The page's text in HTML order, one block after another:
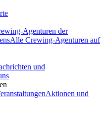
Agenturen der
Alle Crewing-Agenturen auf
und
Aktionen und